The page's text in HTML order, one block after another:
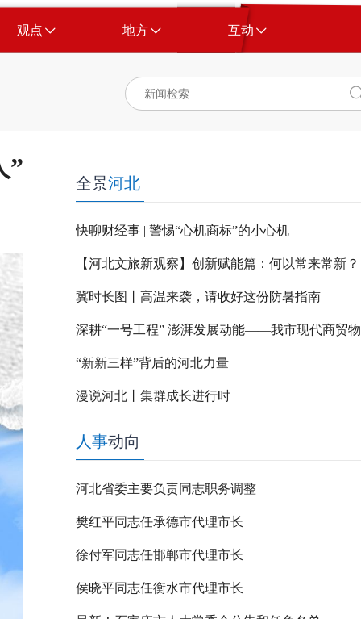
观点 地方 互动
”
全景河北
快聊财经事 | 警惕“心机商标”的小心机
【河北文旅新观察】创新赋能篇：何以常来常新？
冀时长图丨高温来袭，请收好这份防暑指南
“新新三样”背后的河北力量
漫说河北丨集群成长进行时
人事动向
河北省委主要负责同志职务调整
樊红平同志任承德市代理市长
徐付军同志任邯郸市代理市长
侯晓平同志任衡水市代理市长